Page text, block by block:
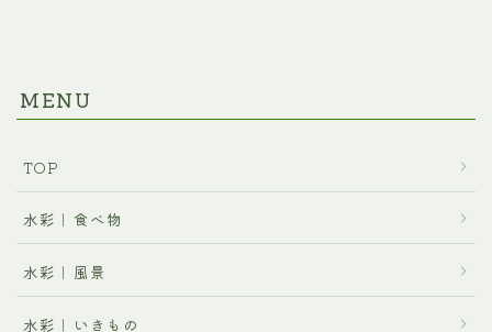
MENU
TOP
水彩｜食べ物
水彩｜風景
水彩｜いきもの